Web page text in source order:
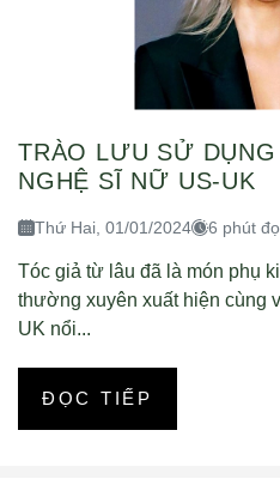
TRÀO LƯU SỬ
NGHỆ SĨ NỮ US-UK
Thứ Hai, 01/01/2024 6 phút
Tóc giả từ lâu đã là món phụ
thường xuyên xuất hiện cùng
UK nổi...
ĐỌC TIẾP